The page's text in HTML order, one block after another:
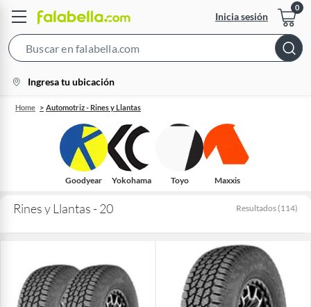
Inicia sesión
Bar
location-
icon
Ingresa tu ubicación
Home Automotriz - Rines y Llantas
Goodyear Yokohama Toyo Maxxis
Rines y Llantas - 20 Resultados (114)